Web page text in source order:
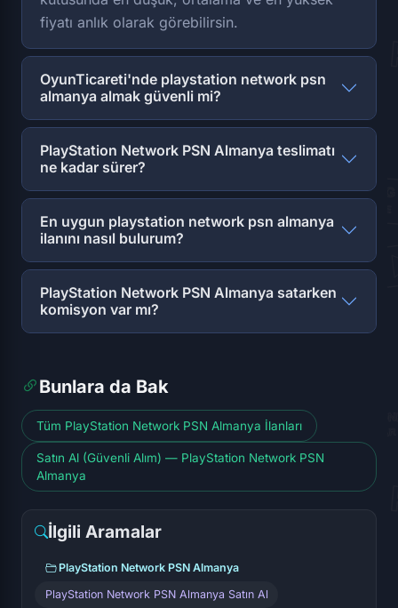
fiyatı anlık olarak görebilirsin.
OyunTicareti'nde playstation network psn
almanya almak güvenli mi?
PlayStation Network PSN Almanya teslimatı
ne kadar sürer?
En uygun playstation network psn almanya
ilanını nasıl bulurum?
PlayStation Network PSN Almanya satarken
komisyon var mı?
Bunlara da Bak
Tüm PlayStation Network PSN Almanya İlanları
Satın Al (Güvenli Alım) — PlayStation Network PSN
Almanya
İlgili Aramalar
PlayStation Network PSN Almanya
PlayStation Network PSN Almanya Satın Al